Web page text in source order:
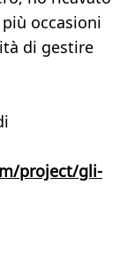
occasioni
di gestire
project/gli-